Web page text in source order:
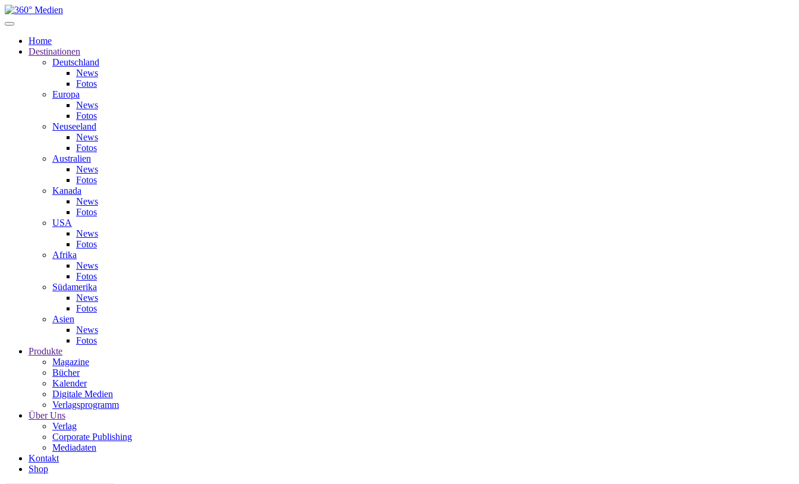
Home
Destinationen
Deutschland
News
Fotos
Europa
News
Fotos
Neuseeland
News
Fotos
Australien
News
Fotos
Kanada
News
Fotos
USA
News
Fotos
Afrika
News
Fotos
Südamerika
News
Fotos
Asien
News
Fotos
Produkte
Magazine
Bücher
Kalender
Digitale Medien
Verlagsprogramm
Über Uns
Verlag
Corporate Publishing
Mediadaten
Kontakt
Shop